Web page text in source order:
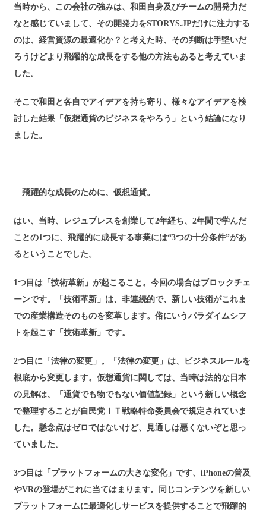
当時から、この会社の強みは、和田自身及びチームの開発力だ
なと感じていまして、その開発力をSTORYS.JPだけに注力する
のは、経営資源の最適化か？と考えた時、その判断は手堅いだ
ろうけどより飛躍的な成長をする他の方法もあると考えていま
した。
そこで和田と各自でアイデアを持ち寄り、様々なアイデアを検
討した結果「仮想通貨のビジネスをやろう」という結論になり
ました。
―飛躍的な成長のために、仮想通貨。
はい、当時、レジュプレスを創業して2年経ち、2年間で学んだ
ことの1つに、飛躍的に成長する事業には“3つの十分条件”があ
るということでした。
1つ目は「技術革新」が起こること。今回の場合はブロックチェ
ーンです。「技術革新」は、非連続的で、新しい技術がこれま
での産業構造そのものを変革します。俗にいうパラダイムシフ
トを起こす「技術革新」です。
2つ目に「法律の変更」。「法律の変更」は、ビジネスルールを
根底から変更します。仮想通貨に関しては、当時は法的な日本
の見解は、「通貨でも物でもない価値記録」という新しい概念
で整理することが自民党ＩＴ戦略特命委員会で規定されていま
した。懸念点はゼロではないけど、見通しは悪くないぞと思っ
ていました。
3つ目は「プラットフォームの大きな変化」です、iPhoneの普及
やVRの登場がこれに当てはまります。同じコンテンツを新しい
プラットフォームに最適化しサービスを提供することで飛躍的